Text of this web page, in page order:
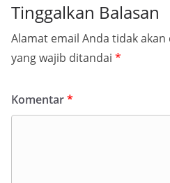
Tinggalkan Balasan
Alamat email Anda tidak
yang wajib ditandai *
Komentar*